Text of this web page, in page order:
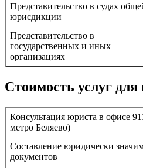
Представительство в судах
юрисдикции
Представительство в
государственных и иных
организациях
Стоимость услуг
Консультация юриста в офисе
метро Беляево)
Составление юридически
документов